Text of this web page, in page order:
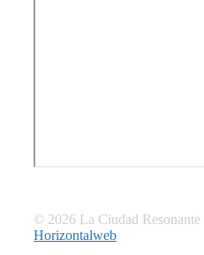
© 2026 La Ciudad Resonante
Horizontalweb